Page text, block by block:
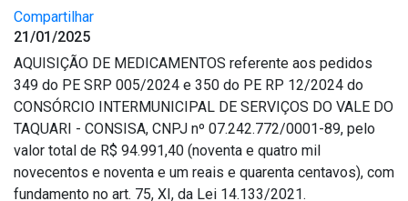
Compartilhar
21/01/2025
AQUISIÇÃO DE MEDICAMENTOS referente aos pedidos
349 do PE SRP 005/2024 e 350 do PE RP 12/2024 do
CONSÓRCIO INTERMUNICIPAL DE SERVIÇOS DO VALE DO
TAQUARI - CONSISA, CNPJ nº 07.242.772/0001-89, pelo
valor total de R$ 94.991,40 (noventa e quatro mil
novecentos e noventa e um reais e quarenta centavos), com
fundamento no art. 75, XI, da Lei 14.133/2021.